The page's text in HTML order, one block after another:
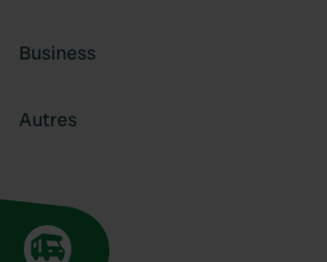
Business
Autres